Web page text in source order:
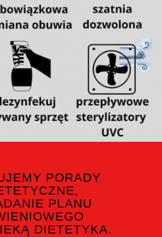
PORADY
PLANU
DIETETYKA.